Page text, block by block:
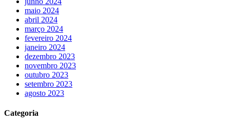
maio 2024
abril 2024
março 2024
fevereiro 2024
janeiro 2024
dezembro 2023
novembro 2023
outubro 2023
setembro 2023
agosto 2023
Categoria